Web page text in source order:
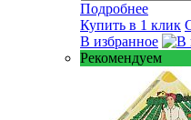
Подробнее
Купить в 1 клик
В избранное
Рекомендуем